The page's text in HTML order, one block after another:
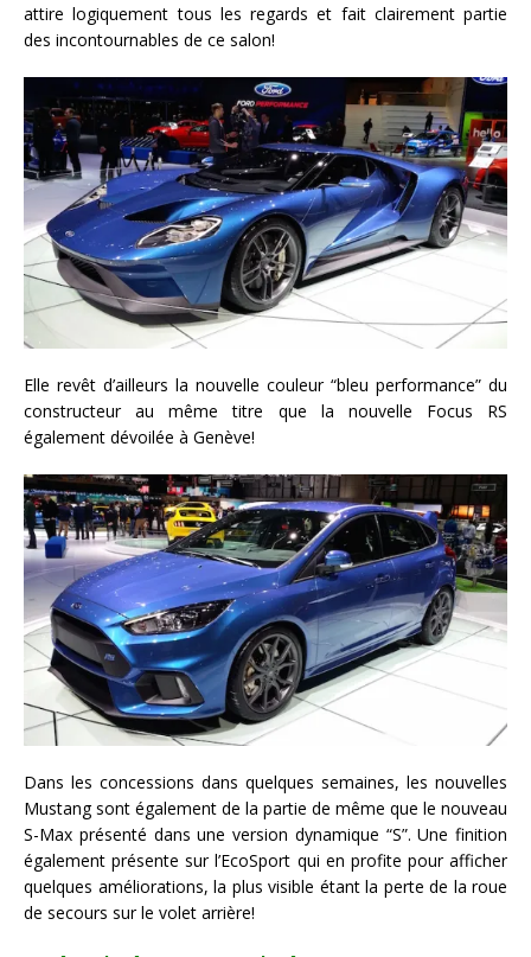
attire logiquement tous les regards et fait clairement partie
des incontournables de ce salon!
Elle revêt d’ailleurs la nouvelle couleur “bleu performance” du
constructeur au même titre que la nouvelle Focus RS
également dévoilée à Genève!
Dans les concessions dans quelques semaines, les nouvelles
Mustang sont également de la partie de même que le nouveau
S-Max présenté dans une version dynamique “S”. Une finition
également présente sur l’EcoSport qui en profite pour afficher
quelques améliorations, la plus visible étant la perte de la roue
de secours sur le volet arrière!